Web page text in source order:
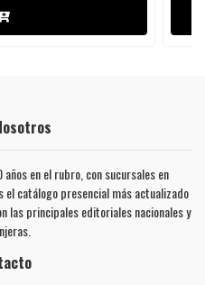
en el rubro, con sucursales en
el catálogo presencial más actualizado
las principales editoriales nacionales y